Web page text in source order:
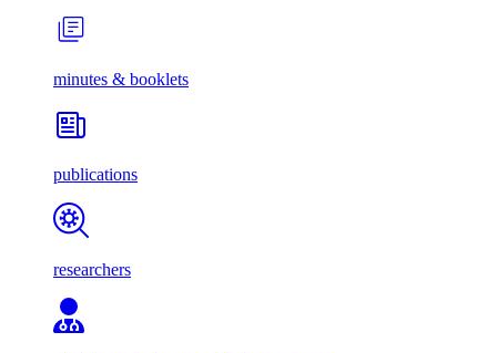
minutes & booklets
publications
researchers